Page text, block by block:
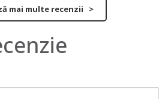
mai multe recenzii >